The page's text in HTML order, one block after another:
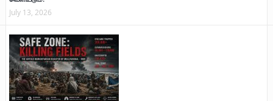
July 13, 2026